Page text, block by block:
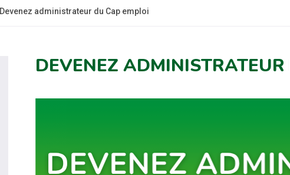
Devenez administrateur du Cap emploi
DEVENEZ